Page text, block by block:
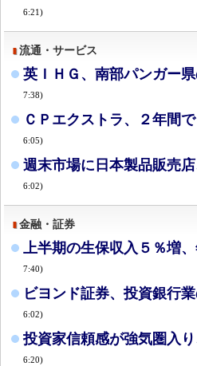
6:21)
流通・サービス
英ＩＨＧ、南部パンガー
7:38)
ＣＰエクストラ、２年間
6:05)
週末市場に日本製品販売
6:02)
金融・証券
上半期の生保収入５％増
7:40)
ビヨンド証券、投資銀行
6:02)
投資家信頼感が強気圏入
6:20)